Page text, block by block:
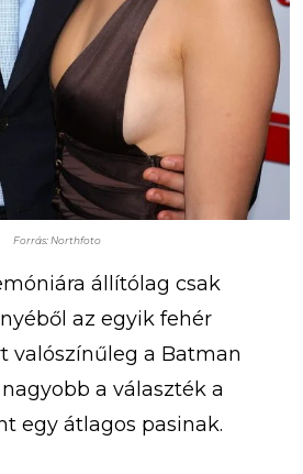
Forrás: Northfoto
állítólag csak
az egyik fehér
valószínűleg a Batman
a választék a
egy átlagos pasinak.